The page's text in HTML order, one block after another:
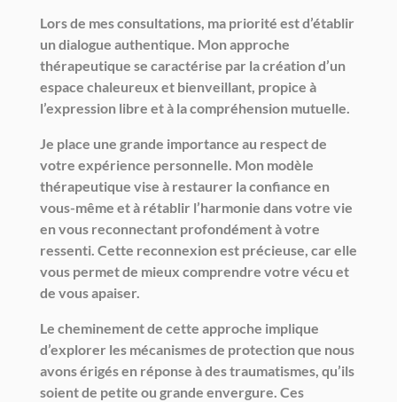
Lors de mes consultations, ma priorité est d’établir
un dialogue authentique. Mon approche
thérapeutique se caractérise par la création d’un
espace chaleureux et bienveillant, propice à
l’expression libre et à la compréhension mutuelle.
Je place une grande importance au respect de
votre expérience personnelle. Mon modèle
thérapeutique vise à restaurer la confiance en
vous-même et à rétablir l’harmonie dans votre vie
en vous reconnectant profondément à votre
ressenti. Cette reconnexion est précieuse, car elle
vous permet de mieux comprendre votre vécu et
de vous apaiser.
Le cheminement de cette approche implique
d’explorer les mécanismes de protection que nous
avons érigés en réponse à des traumatismes, qu’ils
soient de petite ou grande envergure. Ces